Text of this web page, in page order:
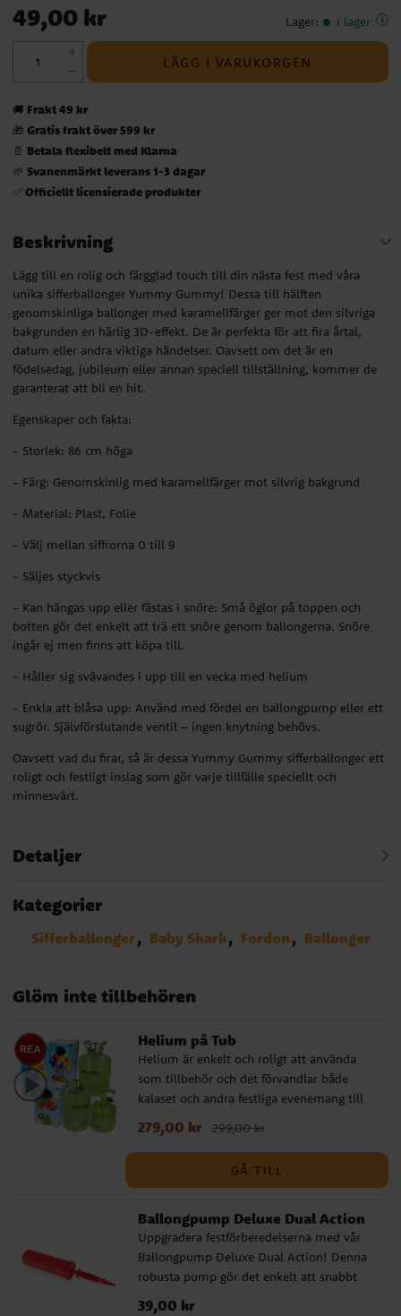
Pris: 49,00 kr
49,00 kr Lager: I lager
LÄGG I VARUKORGEN
🚚 Frakt 49 kr
🎁 Gratis frakt över 599 kr
📄 Betala flexibelt med Klarna
🌱 Svanenmärkt leverans 1-3 dagar
✅ Officiellt licensierade produkter
Beskrivning
Lägg till en rolig och färgglad touch till din nästa fest med våra
unika sifferballonger Yummy Gummy! Dessa till hälften
genomskinliga ballonger med karamellfärger ger mot den silvriga
bakgrunden en härlig 3D-effekt. De är perfekta för att fira årtal,
datum eller andra viktiga händelser. Oavsett om det är en
födelsedag, jubileum eller annan speciell tillställning, kommer de
garanterat att bli en hit.
Egenskaper och fakta:
- Storlek: 86 cm höga
- Färg: Genomskinlig med karamellfärger mot silvrig bakgrund
- Material: Plast, Folie
- Välj mellan siffrorna 0 till 9
- Säljes styckvis
- Kan hängas upp eller fästas i snöre: Små öglor på toppen och
botten gör det enkelt att trä ett snöre genom ballongerna. Snöre
ingår ej men finns att köpa till.
- Håller sig svävandes i upp till en vecka med helium
- Enkla att blåsa upp: Använd med fördel en ballongpump eller ett
sugrör. Självförslutande ventil – ingen knytning behövs.
Oavsett vad du firar, så är dessa Yummy Gummy sifferballonger ett
roligt och festligt inslag som gör varje tillfälle speciellt och
minnesvärt.
Detaljer
Kategorier
Sifferballonger Baby Shark Fordon Ballonger
Glöm inte tillbehören
Helium på Tub
Helium är enkelt och roligt att använda
som tillbehör och det förvandlar både
kalaset och andra festliga evenemang till
något alldeles extra. Du kan göra kreativa
arrangemang, fylla siffer- eller
mera. Alla ballonger vi säljer fungerar bra
tre olika storlekar för att passa dig som
behöver mindre eller mer heliumgas, se
nedan för en mer detaljerad beskrivning
och vad de räcker till. Våra tankar
Nuvarande pris:279,00 kr
279,00 kr 299,00 kr
GÅ TILL
Ballongpump Deluxe Dual Action
Uppgradera festförberedelserna med vår
Ballongpump Deluxe Dual Action! Denna
robusta pump gör det enkelt att snabbt
blåsa upp många ballonger och den
Pris:39,00 kr
39,00 kr